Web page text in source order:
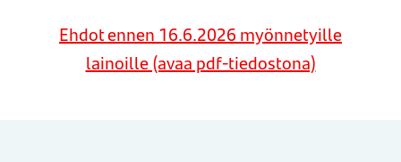
Ehdot ennen 16.6.2026 myönnetyille
lainoille (avaa pdf-tiedostona)